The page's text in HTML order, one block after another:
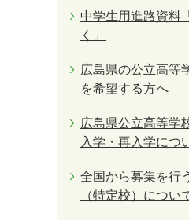
中学生用進路資料
く」
広島県の公立高等
を希望する方へ
広島県公立高等学
入学・再入学につ
全国から募集を行
（特定校）につい